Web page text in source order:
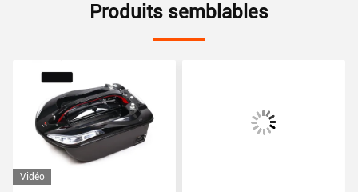
Produits semblables
Vidéo